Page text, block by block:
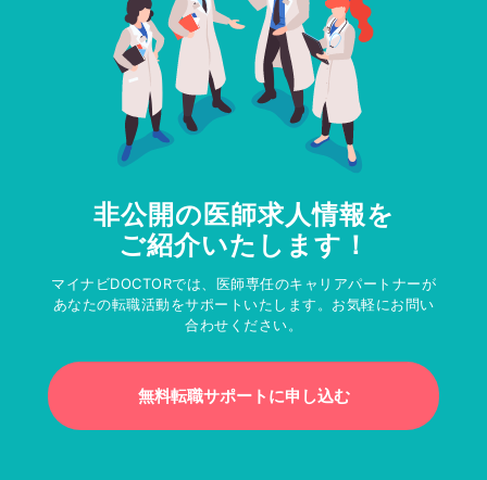
非公開の医師求人情報を
ご紹介いたします！
マイナビDOCTORでは、医師専任のキャリアパートナーが
あなたの転職活動をサポートいたします。お気軽にお問い
合わせください。
無料転職サポートに申し込む